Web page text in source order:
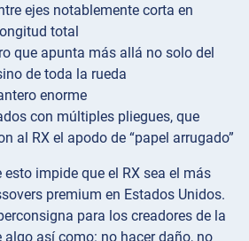
ejes notablemente corta en
total
que apunta más allá no solo del
de toda la rueda
enorme
con múltiples pliegues, que
al RX el apodo de “papel arrugado”
impide que el RX sea el más
premium en Estados Unidos.
para los creadores de la
así como: no hacer daño, no